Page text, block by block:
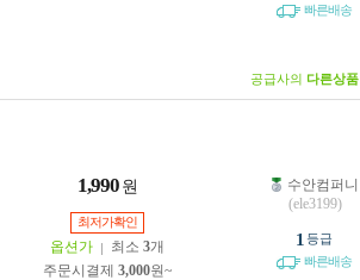
빠른배송
공급사의 다른상품
1,990 원
최저가확인
옵션가 최소 3개
주문시결제 3,000원~
수안컴퍼니
(ele3199)
1 등급
빠른배송